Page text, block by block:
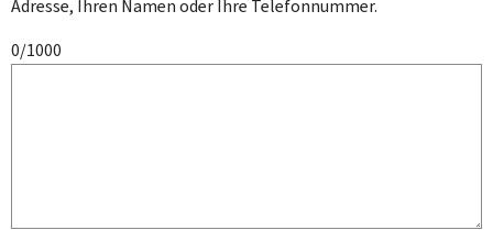
Adresse, Ihren Namen oder Ihre Telefonnummer.
0/1000